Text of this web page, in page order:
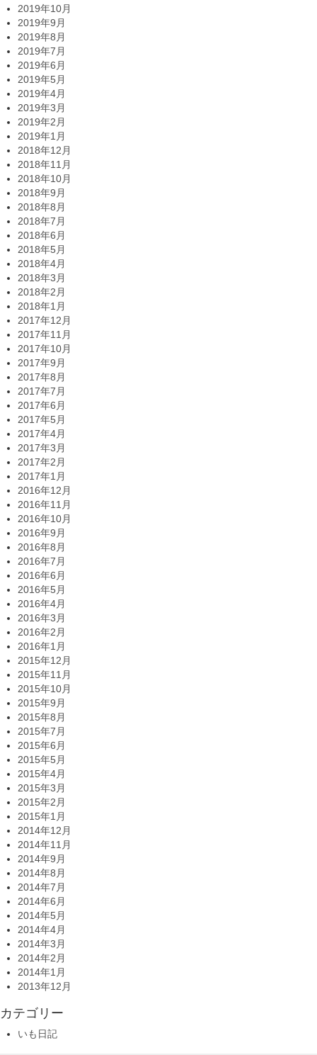
2019年10月
2019年9月
2019年8月
2019年7月
2019年6月
2019年5月
2019年4月
2019年3月
2019年2月
2019年1月
2018年12月
2018年11月
2018年10月
2018年9月
2018年8月
2018年7月
2018年6月
2018年5月
2018年4月
2018年3月
2018年2月
2018年1月
2017年12月
2017年11月
2017年10月
2017年9月
2017年8月
2017年7月
2017年6月
2017年5月
2017年4月
2017年3月
2017年2月
2017年1月
2016年12月
2016年11月
2016年10月
2016年9月
2016年8月
2016年7月
2016年6月
2016年5月
2016年4月
2016年3月
2016年2月
2016年1月
2015年12月
2015年11月
2015年10月
2015年9月
2015年8月
2015年7月
2015年6月
2015年5月
2015年4月
2015年3月
2015年2月
2015年1月
2014年12月
2014年11月
2014年9月
2014年8月
2014年7月
2014年6月
2014年5月
2014年4月
2014年3月
2014年2月
2014年1月
2013年12月
カテゴリー
いも日記